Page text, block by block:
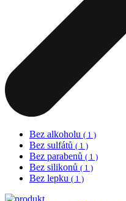
Bez alkoholu ( 1 )
Bez sulfátů ( 1 )
Bez parabenů ( 1 )
Bez silikonů ( 1 )
Bez lepku ( 1 )